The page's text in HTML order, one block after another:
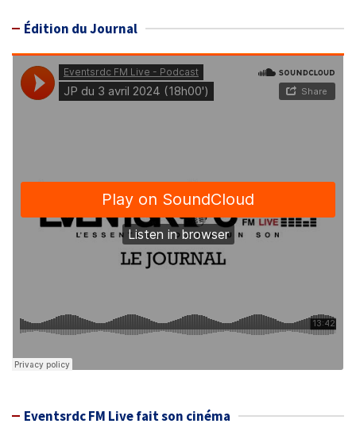
Édition du Journal
Eventsrdc FM Live fait son cinéma